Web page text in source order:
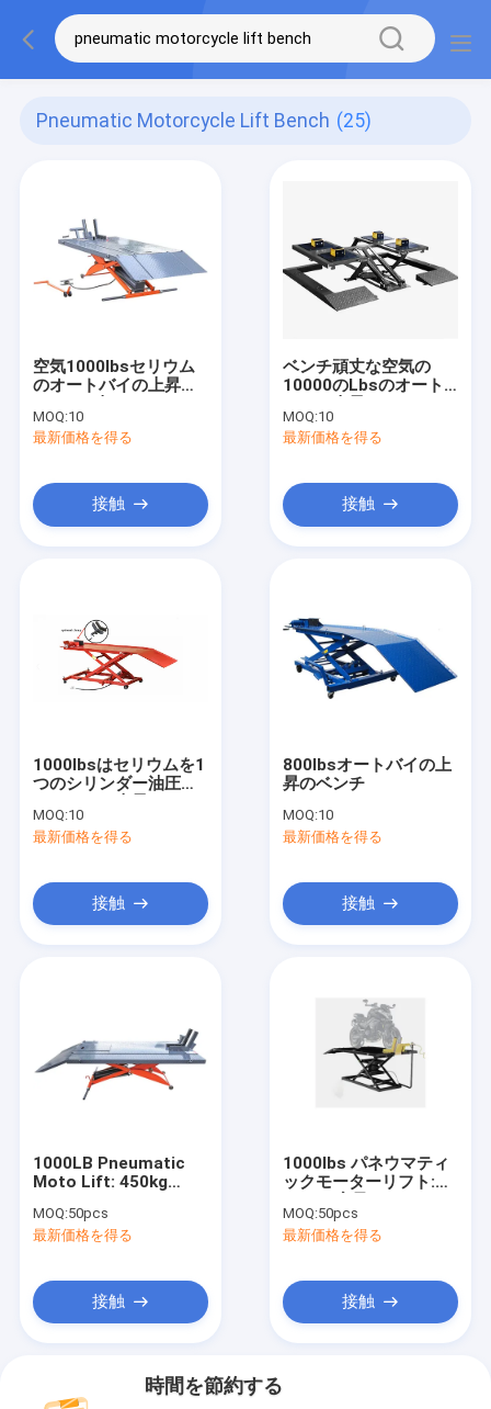
Pneumatic Motorcycle Lift Bench (25)
空気1000lbsセリウム
のオートバイの上昇の
MOQ:10
最新価格を得る
接触
ベンチ頑丈な空気の
10000のLbsのオート
MOQ:10
最新価格を得る
接触
1000lbsはセリウムを1
つのシリンダー油圧オ
チ切る
MOQ:10
最新価格を得る
接触
800lbsオートバイの上
昇のベンチ
MOQ:10
最新価格を得る
接触
1000LB Pneumatic
Moto Lift: 450kg
Plates for
Shops/Service/Enthusiasts
MOQ:50pcs
最新価格を得る
接触
1000lbs パネウマティ
ックモーターリフト:
940mm Ht 修理/4S /
変更
MOQ:50pcs
最新価格を得る
接触
時間を節約する